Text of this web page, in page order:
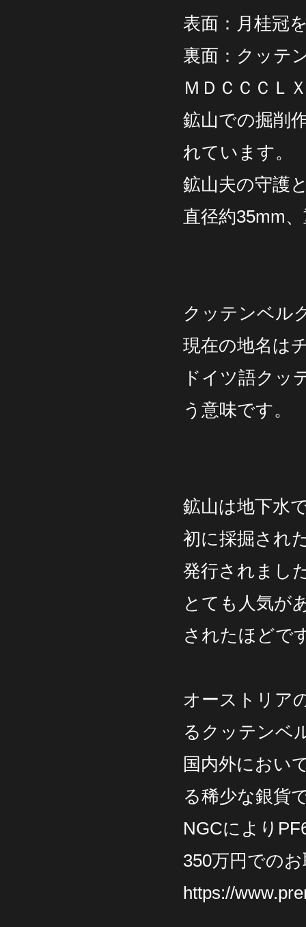
表面：月桂冠
裏面：クッテ
ＭＤＣＣＣＬ
鉱山での掘削
れています。
鉱山夫の守護
直径約35mm
クッテンベル
現在の地名は
ドイツ語クッ
う意味です。
鉱山は地下水
初に採掘され
発行されまし
とても人気が
されたほどで
オーストリア
るクッテンベ
国内外におい
る稀少な銀貨
NGCにより
350万円での
https://